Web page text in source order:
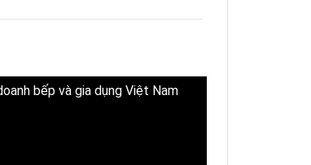
bếp và gia dụng Việt Nam